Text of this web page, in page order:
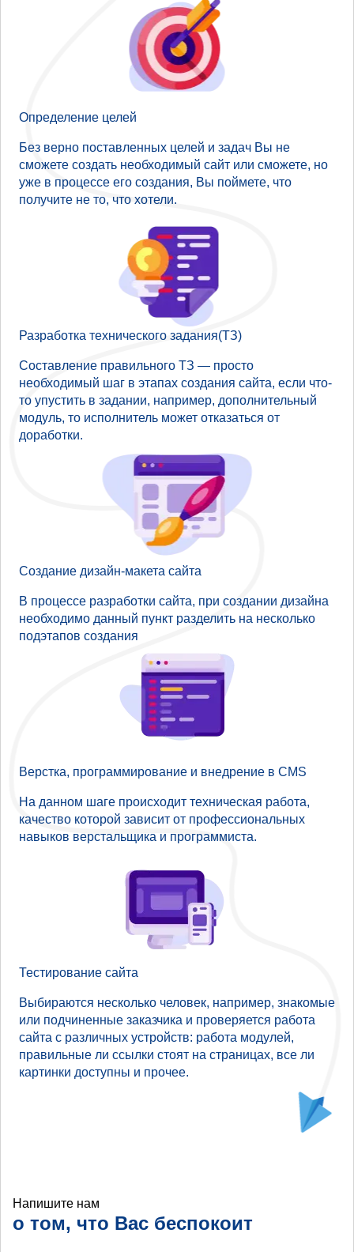
Определение целей
Без верно поставленных целей и задач Вы не
сможете создать необходимый сайт или сможете, но
уже в процессе его создания, Вы поймете, что
получите не то, что хотели.
Разработка технического задания(ТЗ)
Составление правильного ТЗ — просто
необходимый шаг в этапах создания сайта, если что-
то упустить в задании, например, дополнительный
модуль, то исполнитель может отказаться от
доработки.
Создание дизайн-макета сайта
В процессе разработки сайта, при создании дизайна
необходимо данный пункт разделить на несколько
подэтапов создания
Верстка, программирование и внедрение в CMS
На данном шаге происходит техническая работа,
качество которой зависит от профессиональных
навыков верстальщика и программиста.
Тестирование сайта
Выбираются несколько человек, например, знакомые
или подчиненные заказчика и проверяется работа
сайта с различных устройств: работа модулей,
правильные ли ссылки стоят на страницах, все ли
картинки доступны и прочее.
Напишите нам
о том, что Вас беспокоит